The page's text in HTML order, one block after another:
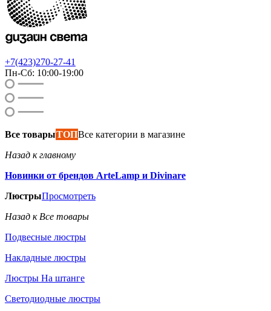
+7(423)270-27-41
Пн-Сб: 10:00-19:00
Все товарыТОПВсе категории в магазине
Назад к главному
Новинки от брендов ArteLamp и Divinare
ЛюстрыПросмотреть
Назад к Все товары
Подвесные люстры
Накладные люстры
Люстры На штанге
Светодиодные люстры